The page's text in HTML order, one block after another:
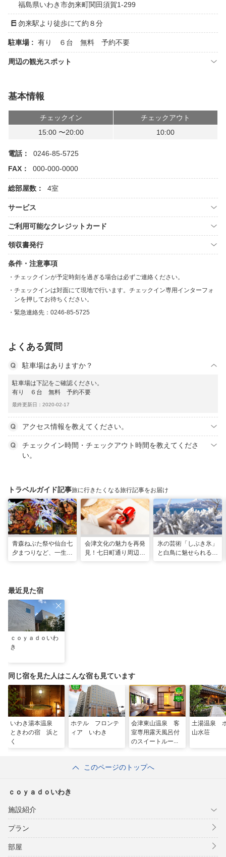
福島県いわき市勿来町関田須賀1-299
勿来駅より徒歩にて約８分
駐車場 : 有り ６台 無料 予約不要
周辺の観光スポット
基本情報
チェックイン
チェックアウト
15:00 〜20:00
10:00
電話：
0246-85-5725
FAX：
000-000-0000
総部屋数： 4室
サービス
ご利用可能なクレジットカード
領収書発行
条件・注意事項
チェックインが予定時刻を過ぎる場合は必ずご連絡ください。
チェックインは対面にて現地で行います。チェックイン専用インターフォ
ンを押してお待ちください。
緊急連絡先：0246-85-5725
よくある質問
駐車場はありますか？
駐車場は下記をご確認ください。
有り ６台 無料 予約不要
最終更新日：2020-02-17
アクセス情報を教えてください。
チェックイン時間・チェックアウト時間を教えてくださ
い。
トラベルガイド記事旅に行きたくなる旅行記事をお届け
青森ねぶた祭や仙台七
夕まつりなど、一生に
会津文化の魅力を再発
見！七日町通り周辺の
氷の芸術「しぶき氷」
と白鳥に魅せられる！
最近見た宿
ｃｏｙａｄｏいわ
き
同じ宿を見た人はこんな宿も見ています
いわき湯本温泉
ときわの宿 浜と
く
ホテル フロンテ
ィア いわき
会津東山温泉 客
室専用露天風呂付
のスイートルー
土湯温泉
山水荘
このページのトップへ
ｃｏｙａｄｏいわき
施設紹介
プラン
部屋